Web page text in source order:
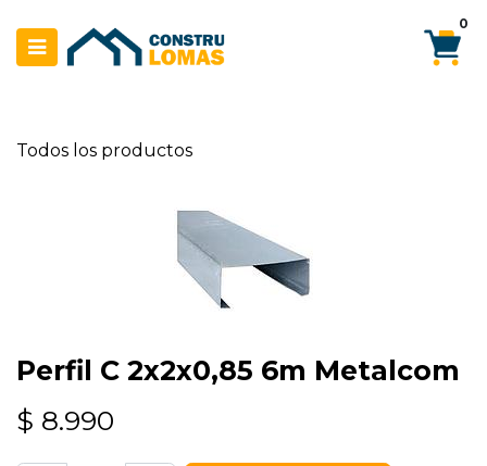
0
Todos los productos
Perfil C 2x2x0,85 6m Metalcom
$ 8.990